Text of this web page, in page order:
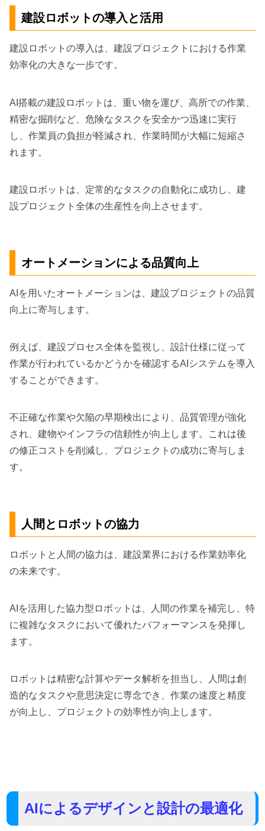
建設ロボットの導入と活用
建設ロボットの導入は、建設プロジェクトにおける作業
効率化の大きな一歩です。
AI搭載の建設ロボットは、重い物を運び、高所での作業、
精密な掘削など、危険なタスクを安全かつ迅速に実行
し、作業員の負担が軽減され、作業時間が大幅に短縮さ
れます。
建設ロボットは、定常的なタスクの自動化に成功し、建
設プロジェクト全体の生産性を向上させます。
オートメーションによる品質向上
AIを用いたオートメーションは、建設プロジェクトの品質
向上に寄与します。
例えば、建設プロセス全体を監視し、設計仕様に従って
作業が行われているかどうかを確認するAIシステムを導入
することができます。
不正確な作業や欠陥の早期検出により、品質管理が強化
され、建物やインフラの信頼性が向上します。これは後
の修正コストを削減し、プロジェクトの成功に寄与しま
す。
人間とロボットの協力
ロボットと人間の協力は、建設業界における作業効率化
の未来です。
AIを活用した協力型ロボットは、人間の作業を補完し、特
に複雑なタスクにおいて優れたパフォーマンスを発揮し
ます。
ロボットは精密な計算やデータ解析を担当し、人間は創
造的なタスクや意思決定に専念でき、作業の速度と精度
が向上し、プロジェクトの効率性が向上します。
AIによるデザインと設計の最適化